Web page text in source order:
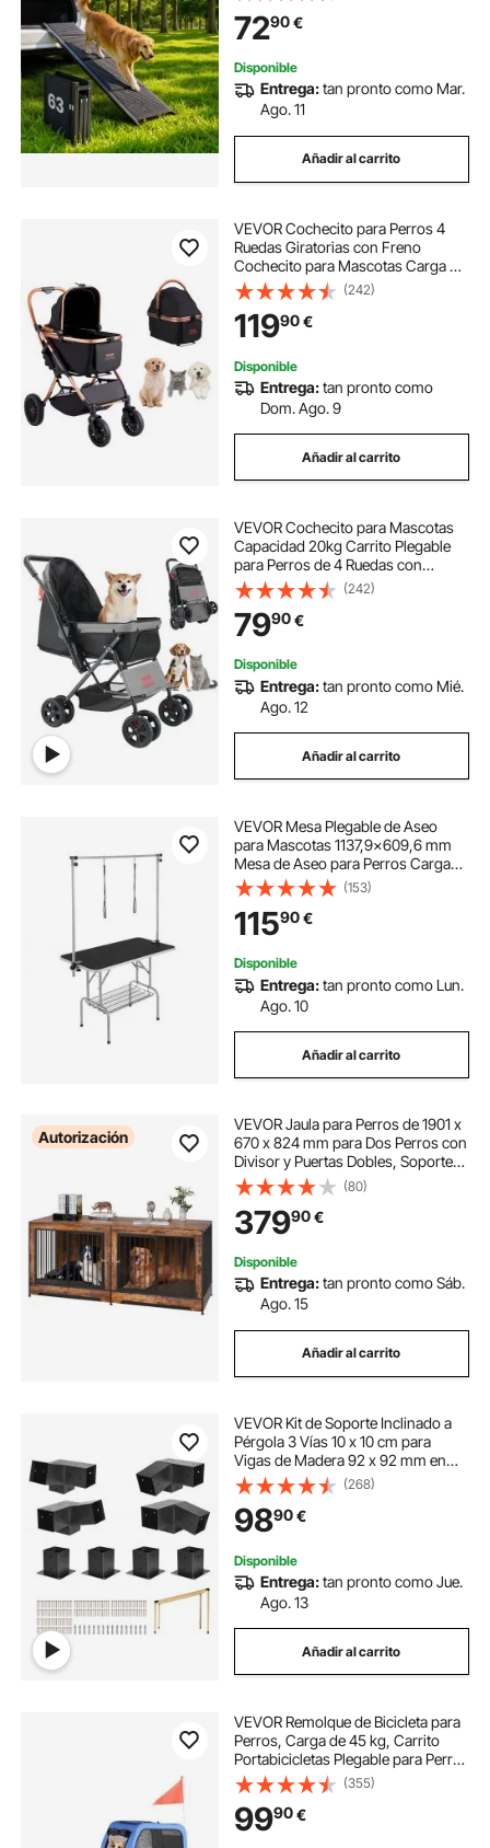
Fieltro Antideslizante, Portátil, para
Exteriores, SUV y Camiones
7290€
Disponible
Entrega:tan pronto como Mar.
Ago. 11
Añadir al carrito
VEVOR Cochecito para Perros 4
Ruedas Giratorias con Freno
Cochecito para Mascotas Carga 30
kg Cochecito para Gatos Soporte
Extraíble Cesta de Almacenamiento
Cojín para Perros
Pequeños/Medianos, Negro
(242)
11990€
Disponible
Entrega:tan pronto como
Dom. Ago. 9
Añadir al carrito
VEVOR Cochecito para Mascotas
Capacidad 20kg Carrito Plegable
para Perros de 4 Ruedas con
Ventana de Malla Asa Reversible
Cochecito Portátil Tela Oxford 600D
con Freno para Mascotas
Pequeñas Medianas
(242)
7990€
Disponible
Entrega:tan pronto como Mié.
Ago. 12
Añadir al carrito
VEVOR Mesa Plegable de Aseo
para Mascotas 1137,9x609,6 mm
Mesa de Aseo para Perros Carga
de 149,7 kg Mesa de Peluquería
para Perros de Acero Inoxidable
con 2 Pinzas 2 Cuerdas Cesta de
Almacenamiento
(153)
11590€
Disponible
Entrega:tan pronto como Lun.
Ago. 10
Añadir al carrito
Autorización
VEVOR Jaula para Perros de 1901 x
670 x 824 mm para Dos Perros con
Divisor y Puertas Dobles, Soporte
para TV para Jaula para Perros
Extragrande para Perros Pequeños,
Medianos y Grandes, Marrón
(80)
37990€
Disponible
Entrega:tan pronto como Sáb.
Ago. 15
Añadir al carrito
VEVOR Kit de Soporte Inclinado a
Pérgola 3 Vías 10 x 10 cm para
Vigas de Madera 92 x 92 mm en
Tamaño Real, Acero al Carbono,
con Tornillos y Bases para Postes,
para Cenadores y Cobertizos, 8
uds
(268)
9890€
Disponible
Entrega:tan pronto como Jue.
Ago. 13
Añadir al carrito
VEVOR Remolque de Bicicleta para
Perros, Carga de 45 kg, Carrito
Portabicicletas Plegable para Perros
Pequeños/Medianos con Rueda de
Liberación Rápida, Enganche
Universal, Reflector y Correa
Interior
(355)
9990€